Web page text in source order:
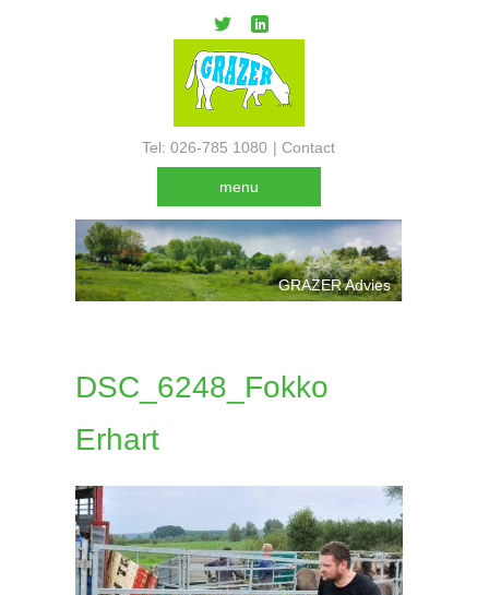
Tel: 026-785 1080 | Contact
menu
GRAZER Advies
DSC_6248_Fokko
Erhart